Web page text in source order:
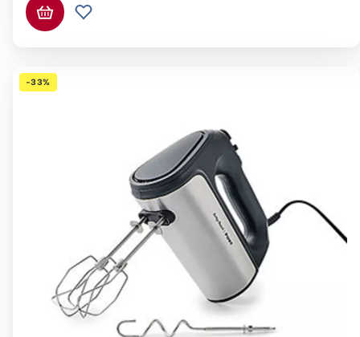
In den Warenkorb
Zur Wunschliste hinzufügen
-33%